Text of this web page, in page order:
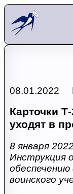
08.01.2022
Карточки
уходят в
8 января
Инструкция
воинского